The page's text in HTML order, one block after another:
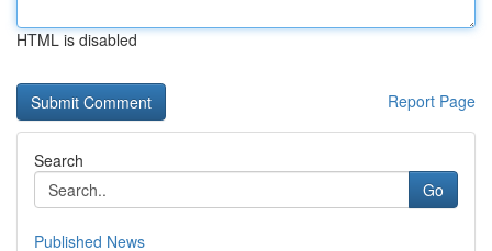
HTML is disabled
Report Page
Search
Go
Published News